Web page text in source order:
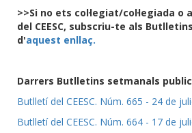
>>Si no ets col·legiat/col·legiada o
del CEESC, subscriu-te als
d'aquest enllaç.
Darrers Butlletins setmanals
Butlletí del CEESC. Núm. 665 - 24 de
Butlletí del CEESC. Núm. 664 - 17 de